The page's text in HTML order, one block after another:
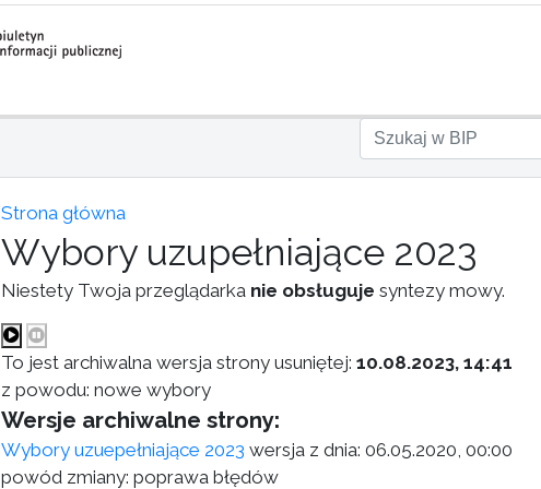
Strona główna
Wybory uzupełniające 2023
Niestety Twoja przeglądarka nie obsługuje syntezy mowy.
To jest archiwalna wersja strony usuniętej: 10.08.2023, 14:41
z powodu: nowe wybory
Wersje archiwalne strony:
Wybory uzuepełniające 2023 wersja z dnia: 06.05.2020, 00:00
powód zmiany: poprawa błędów